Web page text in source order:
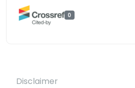
0
Disclaimer